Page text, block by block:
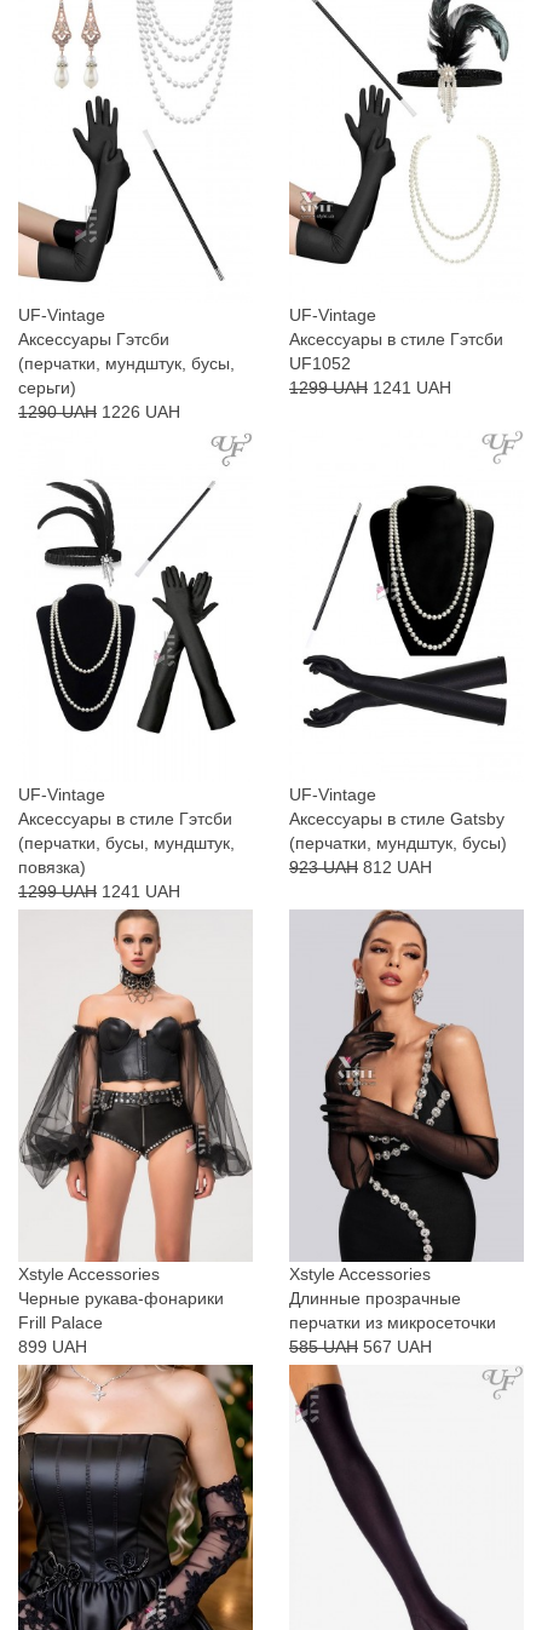
UF-Vintage
Аксессуары Гэтсби
(перчатки, мундштук, бусы,
серьги)
1290 UAH 1226 UAH
UF-Vintage
Аксессуары в стиле Гэтсби
UF1052
1299 UAH 1241 UAH
UF-Vintage
Аксессуары в стиле Гэтсби
(перчатки, бусы, мундштук,
повязка)
1299 UAH 1241 UAH
UF-Vintage
Аксессуары в стиле Gatsby
(перчатки, мундштук, бусы)
923 UAH 812 UAH
Xstyle Accessories
Черные рукава-фонарики
Frill Palace
899 UAH
Xstyle Accessories
Длинные прозрачные
перчатки из микросеточки
585 UAH 567 UAH